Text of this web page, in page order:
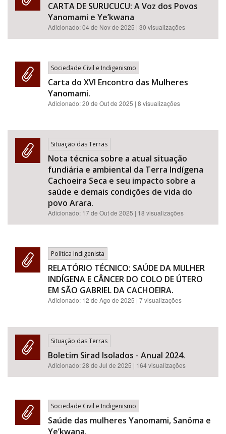
CARTA DE SURUCUCU: A Voz dos Povos
Yanomami e Ye’kwana
Adicionado:04 de Nov de 2025 | 30 visualizações
Sociedade Civil e Indigenismo
Carta do XVI Encontro das Mulheres
Yanomami.
Adicionado:20 de Out de 2025 | 8 visualizações
Situação das Terras
Nota técnica sobre a atual situação
fundiária e ambiental da Terra Indígena
Cachoeira Seca e seu impacto sobre a
saúde e demais condições de vida do
povo Arara.
Adicionado: 17 de Out de 2025 | 18 visualizações
Política Indigenista
RELATÓRIO TÉCNICO: SAÚDE DA MULHER
INDÍGENA E CÂNCER DO COLO DE ÚTERO
EM SÃO GABRIEL DA CACHOEIRA.
Adicionado: 12 de Ago de 2025 | 7 visualizações
Situação das Terras
Boletim Sirad Isolados - Anual 2024.
Adicionado:28 de Jul de 2025 | 164 visualizações
Sociedade Civil e Indigenismo
Saúde das mulheres Yanomami, Sanöma e
Ye’kwana.